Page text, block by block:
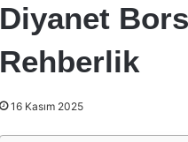
Diyanet
Rehberlik
16 Kasım 2025